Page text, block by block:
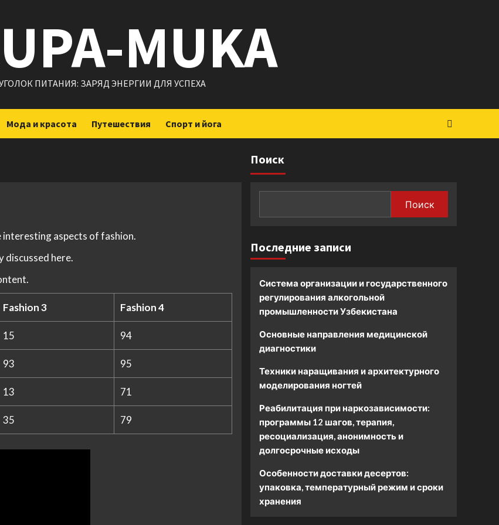
MUKA
ПИТАНИЯ: ЗАРЯД ЭНЕРГИИ ДЛЯ УСПЕХА
Мода и красота Путешествия Спорт и йога
interesting aspects of fashion.
here.
Fashion 3 Fashion 4
15 94
93 95
13 71
35 79
Поиск
Поиск
Последние записи
Система организации и государственного
регулирования алкогольной
промышленности Узбекистана
Основные направления медицинской
диагностики
Техники наращивания и архитектурного
моделирования ногтей
Реабилитация при наркозависимости:
программы 12 шагов, терапия,
ресоциализация, анонимность и
долгосрочные исходы
Особенности доставки десертов:
упаковка, температурный режим и сроки
хранения